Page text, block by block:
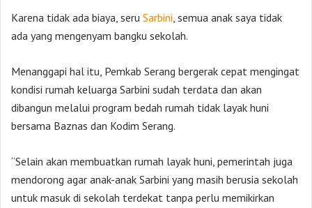
Karena tidak ada biaya, seru Sarbini, semua anak saya tidak
ada yang mengenyam bangku sekolah.
Menanggapi hal itu, Pemkab Serang bergerak cepat mengingat
kondisi rumah keluarga Sarbini sudah terdata dan akan
dibangun melalui program bedah rumah tidak layak huni
bersama Baznas dan Kodim Serang.
“Selain akan membuatkan rumah layak huni, pemerintah juga
mendorong agar anak-anak Sarbini yang masih berusia sekolah
untuk masuk di sekolah terdekat tanpa perlu memikirkan